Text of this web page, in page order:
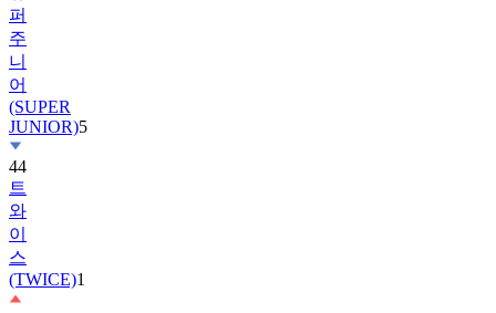
니
어
(SUPER
JUNIOR)
44
트
와
이
스
(TWICE)
45
앤